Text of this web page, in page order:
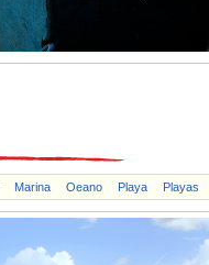
Marina Oeano Playa Playas